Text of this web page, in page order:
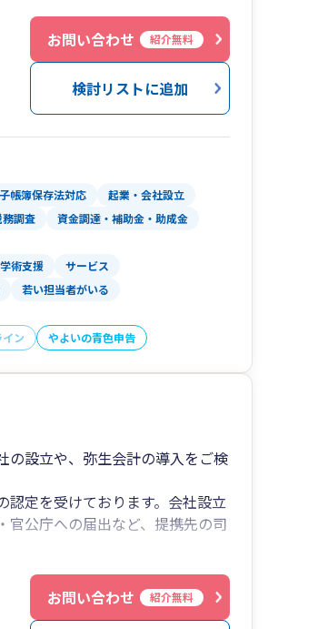
さい。
”次の一手”を考えるきっかけと
て提出することで、決算書のみ
る資料を提供できること。
のサンプルも掲載しております
。
ットでの作成のご依頼も承って
益を達成するには、売上がいくら
」「最近、金融機関の応が冷た
イスが可能です。
、毎月３社限定(先着順)です
た」と言ってお電話いただいた
ます。
ので、ご興味が湧いた方は今すぐ
グとして中長期に渡って財務改
お問い合わせ 紹介無料
検討リストに追加
帳簿保存法対応
起業・会社設立
務調査
資金調達・補助金・助成金
術支援 サービス
若い担当者がいる
ン やよいの青色申告
の設立や、弥生会計の導入をご検
認定を受けております。会社設立
官公庁への届出など、提携先の司
た税理士の関与が必須です。
相談事について、全て税理士で
お問い合わせ 紹介無料